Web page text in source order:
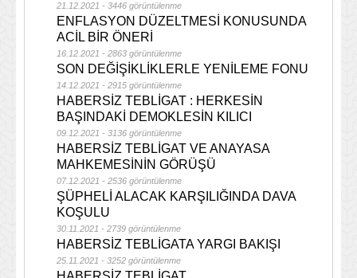
21.12.2021 - 3446 görüntülenme
ENFLASYON DÜZELTMESİ KONUSUNDA
ACİL BİR ÖNERİ
16.12.2021 - 2863 görüntülenme
SON DEĞİŞİKLİKLERLE YENİLEME FONU
14.12.2021 - 2915 görüntülenme
HABERSİZ TEBLİGAT : HERKESİN
BAŞINDAKİ DEMOKLESİN KILICI
09.12.2021 - 3136 görüntülenme
HABERSİZ TEBLİGAT VE ANAYASA
MAHKEMESİNİN GÖRÜŞÜ
07.12.2021 - 2536 görüntülenme
ŞÜPHELİ ALACAK KARŞILIĞINDA DAVA
KOŞULU
30.11.2021 - 2739 görüntülenme
HABERSİZ TEBLİGATA YARGI BAKIŞI
25.11.2021 - 3252 görüntülenme